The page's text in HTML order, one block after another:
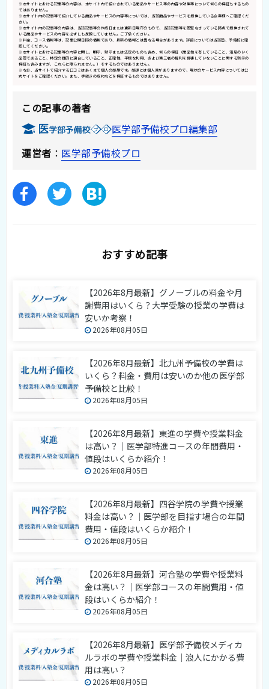
※本サイトにおける記事等の内容は、本サイト内で紹介されている商品やサービス等の内容や効果等について何らの保証もするもの
ではありません。
※本サイト内の記事等で紹介している商品やサービスの内容等については、当該商品やサービスを提供している企業様へご確認くだ
さい。
※本サイト内の記事等の内容は、当該記事等の作成日または更新日現在のもので、当該記事等を閲覧なさっている時点で提供されて
いる商品やサービスの内容を必ずしも反映していません。ご了承ください。
※料金、コース情報等は、記事公開日時の情報であり、最新の情報とは異なる場合があります。詳細については当該塾、予備校に確
認してください。
※本サイトにおける記事等の内容に関し、明示、黙示または法定のものも含め、何らの保証（商品性を有していること、満足のいく
品質であること、特定の目的に適合していること、正確性、平穏な利用、および第三者の権利を侵害していないことに関する黙示の
保証も含みますが、これらに限られません。）をするものではありません。
※なお、当サイトで紹介する口コミはあくまで個人の感想です。感想には個人差がありますので、現状のサービス内容については公
式サイトをご確認ください。また、手続きの成約などを保証するものではありません。
この記事の著者
医学部予備校プロ編集部
運営者 ： 医学部予備校プロ
おすすめ記事
【2026年8月最新】グノーブルの料金や月
謝費用はいくら？大学受験の授業の学費は
安いか考察！
2026年08月05日
【2026年8月最新】北九州予備校の学費は
いくら？料金・費用は安いのか他の医学部
予備校と比較！
2026年08月05日
【2026年8月最新】東進の学費や授業料金
は高い？｜医学部特進コースの年間費用・
値段はいくらか紹介！
2026年08月05日
【2026年8月最新】四谷学院の学費や授業
料金は高い？｜医学部を目指す場合の年間
費用・値段はいくらか紹介！
2026年08月05日
【2026年8月最新】河合塾の学費や授業料
金は高い？｜医学部コースの年間費用・値
段はいくらか紹介！
2026年08月05日
【2026年8月最新】医学部予備校メディカ
ルラボの学費や授業料金｜浪人にかかる費
用は高い？
2026年08月05日